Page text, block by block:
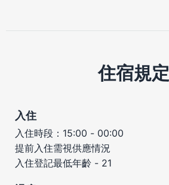
住宿規定
入住
入住時段：15:00 - 00:00
提前入住需視供應情況
入住登記最低年齡 - 21